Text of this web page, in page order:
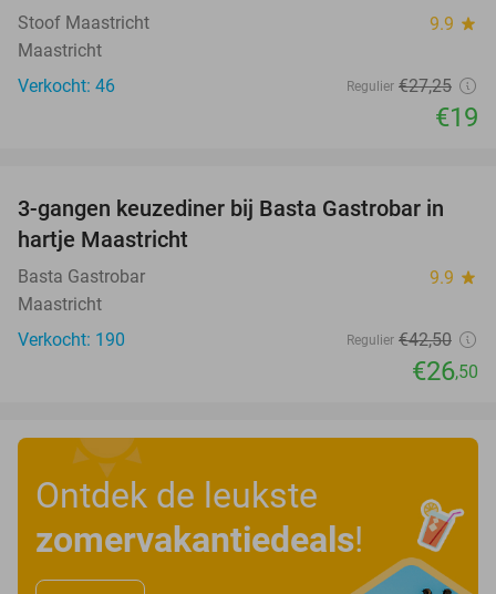
Stoof Maastricht 9.9 star
Maastricht
Verkocht: 46
Regulier €27,25
€19
38%
3-gangen keuzediner bij Basta Gastrobar in
hartje Maastricht
Basta Gastrobar 9.9 star
Maastricht
Verkocht: 190
Regulier €42,50
€26,50
Ontdek de leukste
zomervakantiedeals!